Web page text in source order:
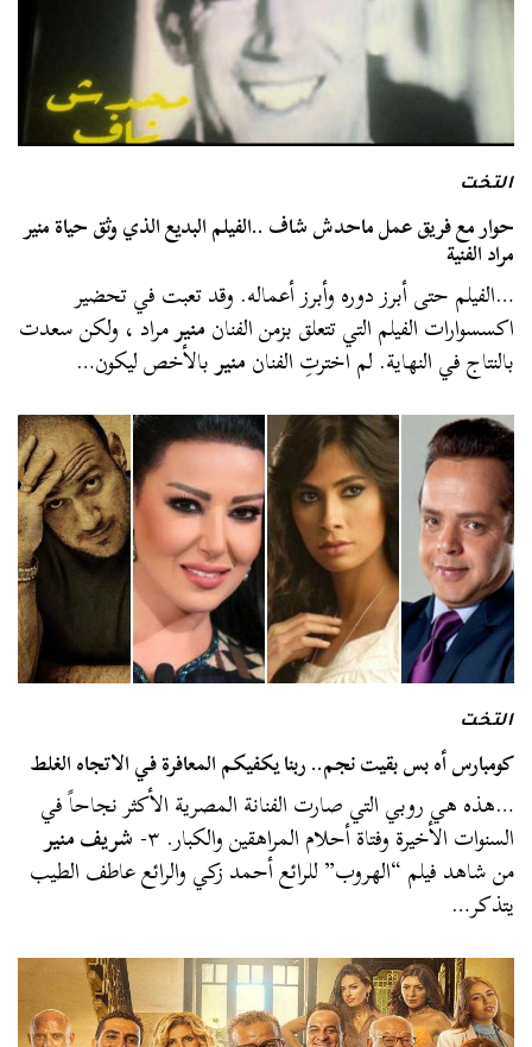
التخت
حوار مع فريق عمل ماحدش شاف ..الفيلم البديع الذي وثق حياة منير
مراد الفنية
…الفيلم حتى أبرز دوره وأبرز أعماله. وقد تعبت في تحضير
اكسسوارات الفيلم التي تتعلق بزمن الفنانمنيرمراد ، ولكن سعدت
بالنتاج في النهاية. لم اخترتِ الفنانمنيربالأخص ليكون…
التخت
كومبارس أه بس بقيت نجم.. ربنا يكفيكم المعافرة في الاتجاه الغلط
…هذه هي روبي التي صارت الفنانة المصرية الأكثر نجاحاً في
السنوات الأخيرة وفتاة أحلام المراهقين والكبار. ٣- شريف منير
من شاهد فيلم “الهروب” للرائع أحمد زكي والرائع عاطف الطيب
يتذكر…